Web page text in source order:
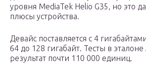
уровня MediaTek Helio G35, но это
плюсы устройства.
Девайс поставляется с 4
64 до 128 гигабайт. Тесты в эталоне
результат почти 110 000 единиц.